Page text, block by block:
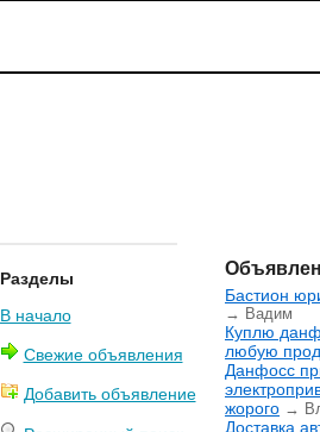
Разделы
В начало
Свежие объявления
Добавить объявление
Бастион
→ Вадим
Куплю
любую
Данфосс
жорого →
Доставка